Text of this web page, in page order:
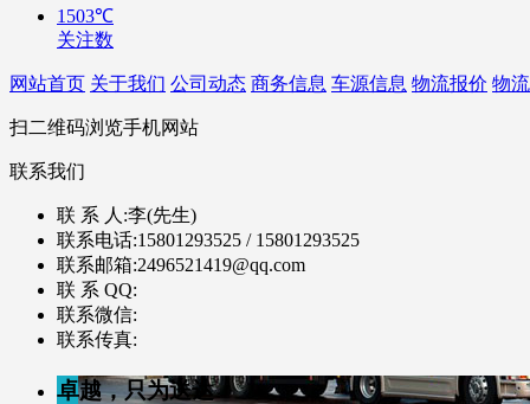
1503℃
关注数
网站首页 关于我们 公司动态 商务信息 车源信息 物流报价 物
扫二维码浏览手机网站
联系我们
联 系 人:李(先生)
联系电话:15801293525 / 15801293525
联系邮箱:2496521419@qq.com
联 系 QQ:
联系微信:
联系传真:
卓越，只为送达